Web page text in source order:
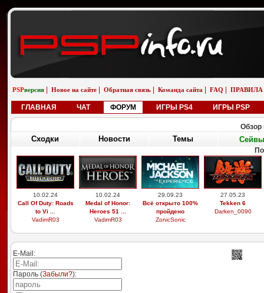
PSPверсия Новое на сайте Обратная связь Команда сайта FAQ ПРАВИЛА
ГЛАВНАЯ ЧАТ ФОРУМ ИГРЫ PS4 ИГРЫ PSP
Обзор
Сходки Новости Темы Сейвы
10.02.24
Call Of Duty: Roads
to Vi ...
VadimR03
10.02.24
Medal of Honor:
Heroes 51 ...
VadimR03
29.09.23
Всё открыто 100%
пройдено
ZonicSonic
27.05.23
Tekken 6
Darken_0090
E-Mail:
Пароль (Забыли?):